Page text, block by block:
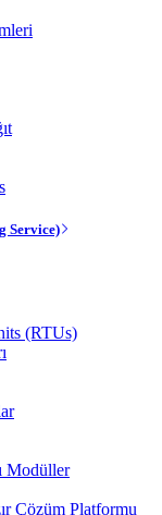
Service)
(RTUs)
Modüller
Çözüm Platformu